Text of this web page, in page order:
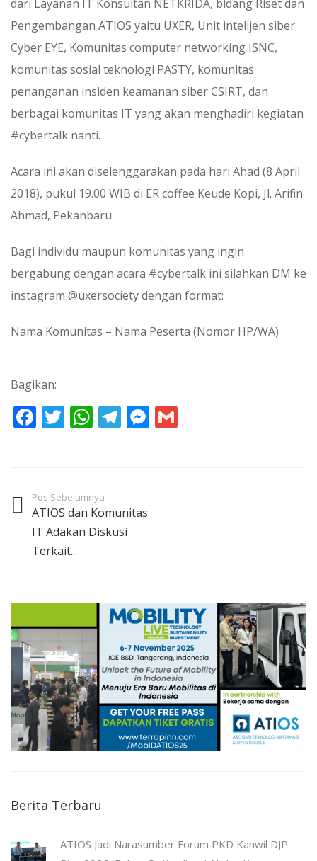
dari Layanan IT Konsultan NETKRIDA, bidang Riset dan
Pengembangan ATIOS yaitu UXER, Unit intelijen siber
Cyber EYE, Komunitas computer networking ISNC,
komunitas sosial teknologi PASTY, komunitas
penanganan insiden keamanan siber CSIRT, dan
berbagai komunitas IT yang akan menghadiri kegiatan
#cybertalk nanti.
Acara ini akan diselenggarakan pada hari Ahad (8 April
2018), pukul 19.00 WIB di ER coffee Keude Kopi, Jl. Arifin
Ahmad, Pekanbaru.
Bagi individu maupun komunitas yang ingin
bergabung dengan acara #cybertalk ini silahkan DM ke
instagram @uxersociety dengan format:
Nama Komunitas – Nama Peserta (Nomor HP/WA)
Bagikan:
Facebook
Twitter
WhatsApp
Telegram
Messenger
Pos Sebelumnya
ATIOS dan Komunitas
IT Adakan Diskusi
Terkait...
Berita Terbaru
ATIOS Jadi Narasumber Forum PKD Kanwil DJP